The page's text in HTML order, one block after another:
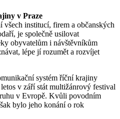
v Praze
institucí, firem a občanských
je společně usilovat
obyvatelům i návštěvníkům
lépe jí rozumět a rozvíjet
systém říční krajiny
v září stát multižánrový festival
v Evropě. Kvůli povodním
bylo jeho konání o rok